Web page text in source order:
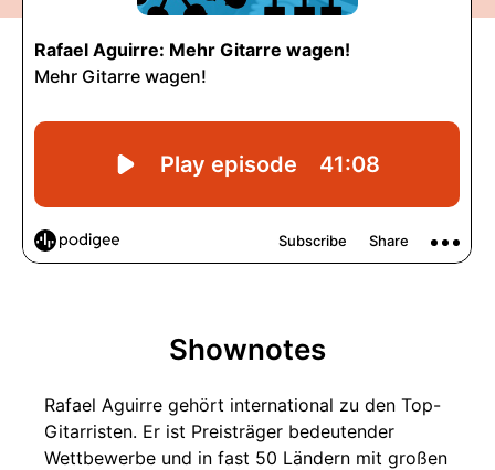
Shownotes
Rafael Aguirre gehört international zu den Top-
Gitarristen. Er ist Preisträger bedeutender
Wettbewerbe und in fast 50 Ländern mit großen